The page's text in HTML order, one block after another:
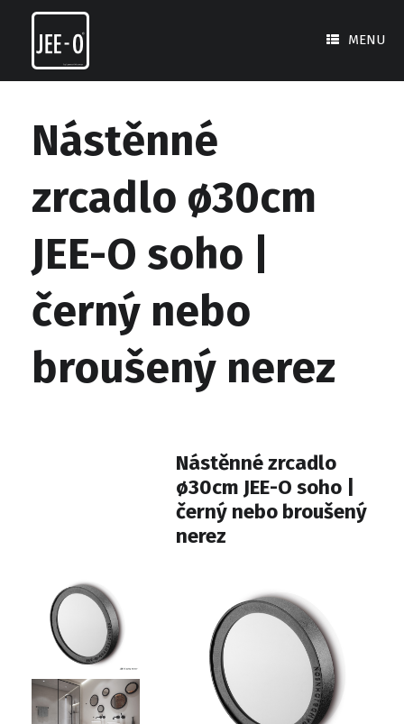
content
MENU
Nástěnné
zrcadlo ø30cm
JEE-O soho |
černý nebo
broušený nerez
Nástěnné zrcadlo
ø30cm JEE-O soho |
černý nebo broušený
nerez